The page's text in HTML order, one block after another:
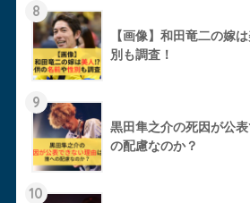
8
【画像】和田竜二の嫁
別も調査！
9
黒田隼之介の死因が公
の配慮なのか？
10